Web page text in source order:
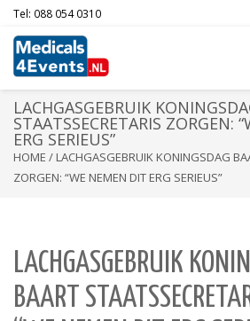
Tel: 088 054 0310
LACHGASGEBRUIK
STAATSSECRETARIS ZORGEN:
ERG SERIEUS”
HOME / LACHGASGEBRUIK KONINGSDAG
ZORGEN: “WE NEMEN DIT ERG SERIEUS”
LACHGASGEBRUIK
BAART